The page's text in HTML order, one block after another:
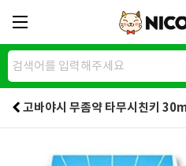
고바야시 무좀약 타무시친키